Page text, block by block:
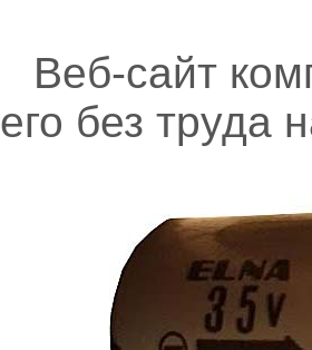
Веб-сайт
его без труда